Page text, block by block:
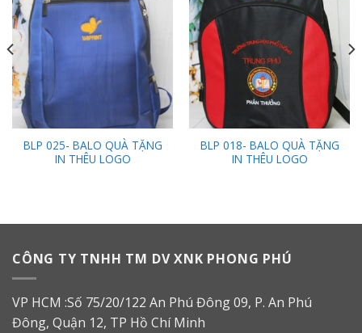
Add to
Wishlist
BLP 025- BALO QUÀ TẶNG
IN THÊU LOGO
Add to
Wishlist
BLP 018- BALO QUÀ TẶNG
IN THÊU LOGO
CÔNG TY TNHH TM DV XNK PHONG PHÚ
VP HCM :Số 75/20/122 An Phú Đông 09, P. An Phú
Đông, Quận 12, TP Hồ Chí Minh